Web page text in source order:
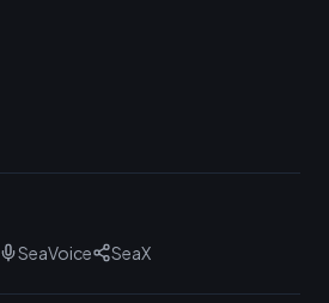
SeaVoice SeaX